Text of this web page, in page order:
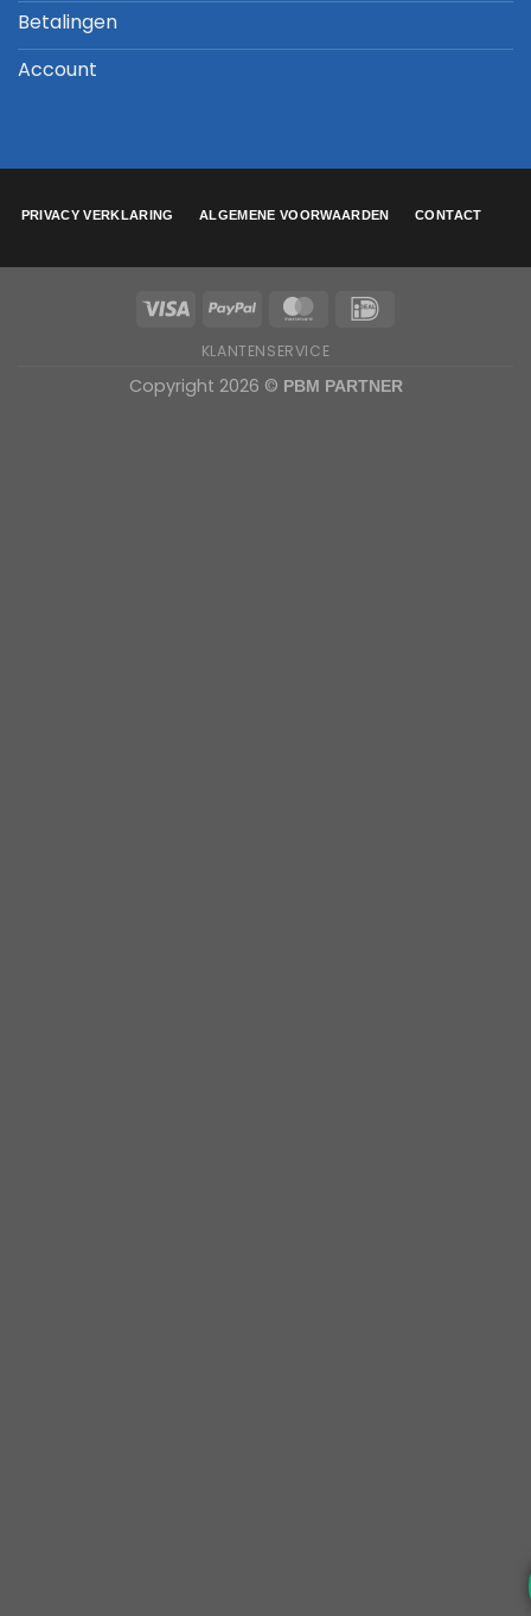
Betalingen
Account
PRIVACY VERKLARING ALGEMENE VOORWAARDEN CONTACT
KLANTENSERVICE
Copyright 2026 © PBM PARTNER